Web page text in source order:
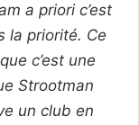
a priori c’est
la priorité. Ce
c’est une
Strootman
un club en